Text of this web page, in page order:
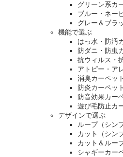
グリーン系カ
ブルー・ネー
グレー＆ブラ
機能で選ぶ
はっ水・防汚
防ダニ・防虫
抗ウィルス・
アトピー・ア
消臭カーペット
防炎カーペット
防音効果カー
遊び毛防止カ
デザインで選ぶ
ループ（シン
カット（シン
カット＆ルー
シャギーカー